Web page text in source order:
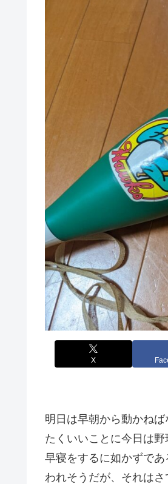
X
明日は早朝から動かね
たくいいことに今日は
早寝をするに如かずで
われそうだが、それはさ